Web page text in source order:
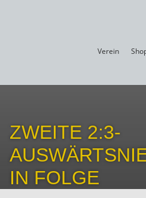
Verein
ZWEITE 2:3-
IN FOLGE